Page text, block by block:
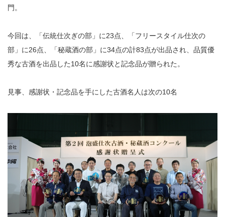
門。
今回は、「伝統仕次ぎの部」に23点、「フリースタイル仕次の
部」に26点、「秘蔵酒の部」に34点の計83点が出品され、品質優
秀な古酒を出品した10名に感謝状と記念品が贈られた。
見事、感謝状・記念品を手にした古酒名人は次の10名